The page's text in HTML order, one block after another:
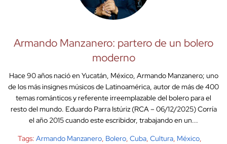
Armando Manzanero: partero de un bolero
moderno
Hace 90 años nació en Yucatán, México, Armando Manzanero; uno
de los más insignes músicos de Latinoamérica, autor de más de 400
temas románticos y referente irreemplazable del bolero para el
resto del mundo. Eduardo Parra Istúriz (RCA – 06/12/2025) Corría
el año 2015 cuando este escribidor, trabajando en un...
Tags: Armando Manzanero, Bolero, Cuba, Cultura, México,